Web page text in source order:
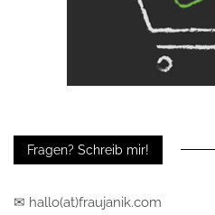
Fragen? Schreib mir!
✉ hallo(at)fraujanik.com